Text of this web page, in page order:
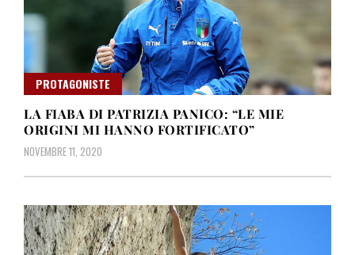
PROTAGONISTE
LA FIABA DI PATRIZIA PANICO: “LE MIE
ORIGINI MI HANNO FORTIFICATO”
NOVEMBRE 11, 2020